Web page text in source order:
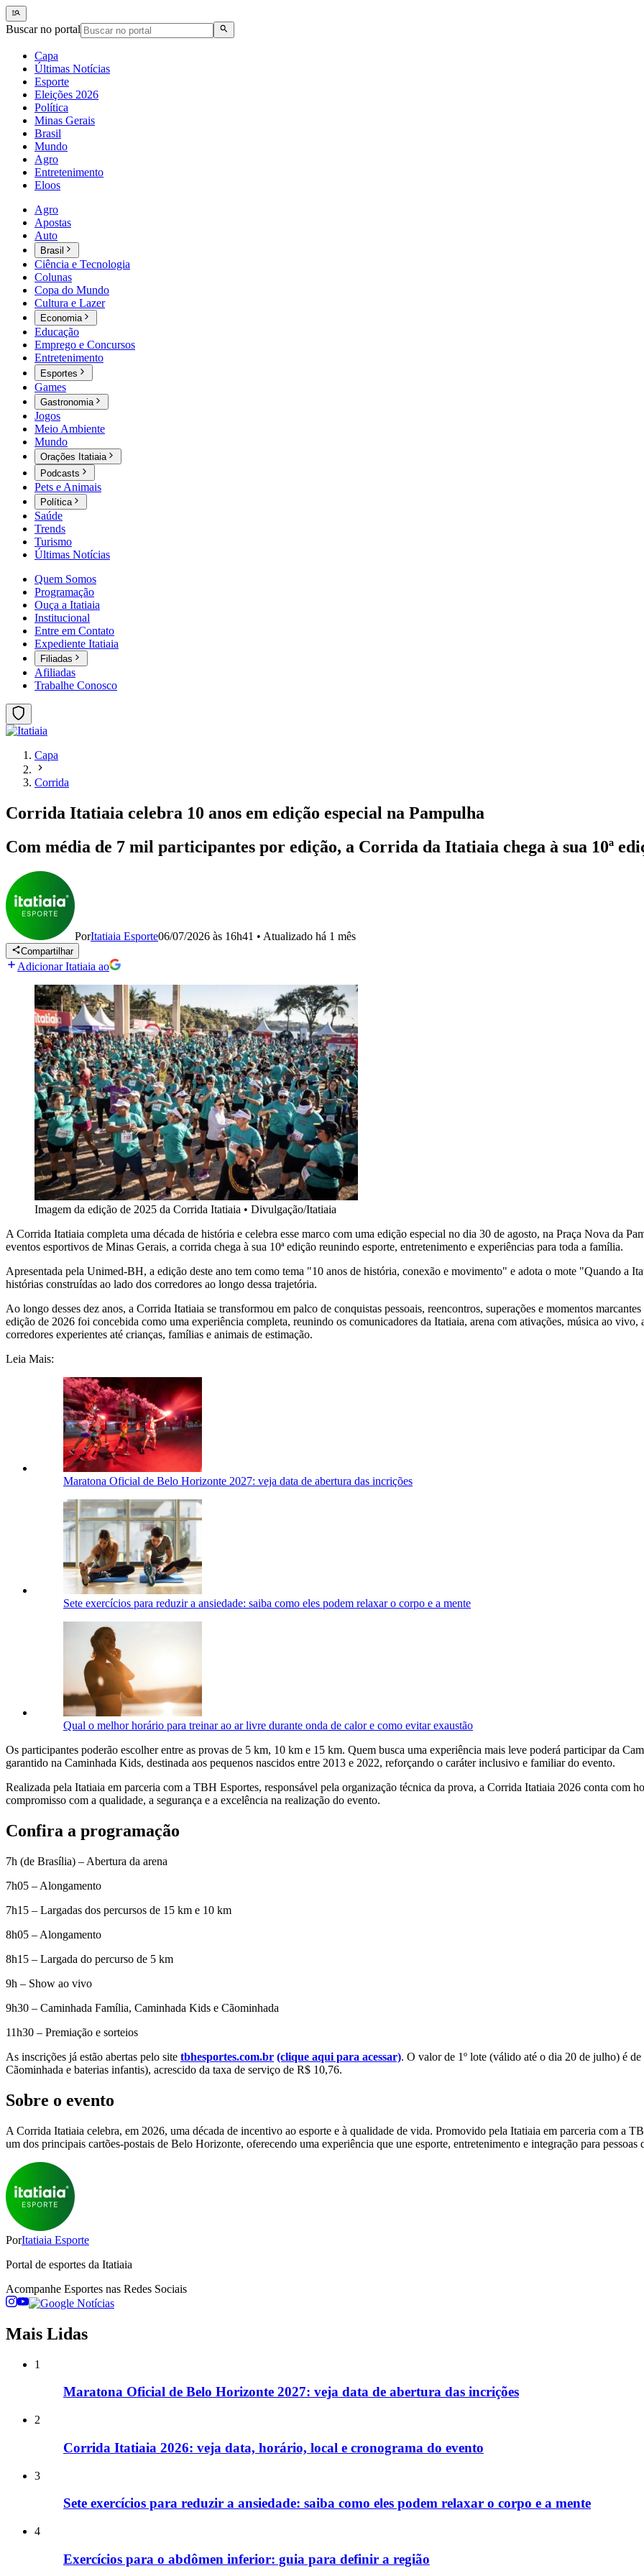
Buscar no portal
Capa
Últimas Notícias
Esporte
Eleições 2026
Política
Minas Gerais
Brasil
Mundo
Agro
Entretenimento
Eloos
Agro
Apostas
Auto
Brasil
Ciência e Tecnologia
Colunas
Copa do Mundo
Cultura e Lazer
Economia
Educação
Emprego e Concursos
Entretenimento
Esportes
Games
Gastronomia
Jogos
Meio Ambiente
Mundo
Orações Itatiaia
Podcasts
Pets e Animais
Política
Saúde
Trends
Turismo
Últimas Notícias
Quem Somos
Programação
Ouça a Itatiaia
Institucional
Entre em Contato
Expediente Itatiaia
Filiadas
Afiliadas
Trabalhe Conosco
Capa
Corrida
Corrida Itatiaia celebra 10 anos em edição especial na Pampulha
Com média de 7 mil participantes por edição, a Corrida da Itatiaia chega à sua 10ª
PorItatiaia Esporte06/07/2026 às 16h41 • Atualizado há 1 mês
Compartilhar
Adicionar Itatiaia ao
Imagem da edição de 2025 da Corrida Itatiaia • Divulgação/Itatiaia
A Corrida Itatiaia completa uma década de história e celebra esse marco com uma edição especial no dia 30 de agosto, na Praça Nova da
eventos esportivos de Minas Gerais, a corrida chega à sua 10ª edição reunindo esporte, entretenimento e experiências para toda a família.
Apresentada pela Unimed-BH, a edição deste ano tem como tema "10 anos de história, conexão e movimento" e adota o mote "Quando a
histórias construídas ao lado dos corredores ao longo dessa trajetória.
Ao longo desses dez anos, a Corrida Itatiaia se transformou em palco de conquistas pessoais, reencontros, superações e momentos
edição de 2026 foi concebida como uma experiência completa, reunindo os comunicadores da Itatiaia, arena com ativações, música ao vivo,
corredores experientes até crianças, famílias e animais de estimação.
Leia Mais:
Maratona Oficial de Belo Horizonte 2027: veja data de abertura das incrições
Sete exercícios para reduzir a ansiedade: saiba como eles podem relaxar o corpo e a mente
Qual o melhor horário para treinar ao ar livre durante onda de calor e como evitar exaustão
Os participantes poderão escolher entre as provas de 5 km, 10 km e 15 km. Quem busca uma experiência mais leve poderá participar da
garantido na Caminhada Kids, destinada aos pequenos nascidos entre 2013 e 2022, reforçando o caráter inclusivo e familiar do evento.
Realizada pela Itatiaia em parceria com a TBH Esportes, responsável pela organização técnica da prova, a Corrida Itatiaia 2026 conta
compromisso com a qualidade, a segurança e a excelência na realização do evento.
Confira a programação
7h (de Brasília) – Abertura da arena
7h05 – Alongamento
7h15 – Largadas dos percursos de 15 km e 10 km
8h05 – Alongamento
8h15 – Largada do percurso de 5 km
9h – Show ao vivo
9h30 – Caminhada Família, Caminhada Kids e Cãominhada
11h30 – Premiação e sorteios
As inscrições já estão abertas pelo site tbhesportes.com.br (clique aqui para acessar). O valor de 1º lote (válido até o dia 20 de julho) é
Cãominhada e baterias infantis), acrescido da taxa de serviço de R$ 10,76.
Sobre o evento
A Corrida Itatiaia celebra, em 2026, uma década de incentivo ao esporte e à qualidade de vida. Promovido pela Itatiaia em parceria com a
um dos principais cartões-postais de Belo Horizonte, oferecendo uma experiência que une esporte, entretenimento e integração para pessoas
PorItatiaia Esporte
Portal de esportes da Itatiaia
Acompanhe Esportes nas Redes Sociais
Mais Lidas
1
Maratona Oficial de Belo Horizonte 2027: veja data de abertura das incrições
2
Corrida Itatiaia 2026: veja data, horário, local e cronograma do evento
3
Sete exercícios para reduzir a ansiedade: saiba como eles podem relaxar o corpo e a mente
4
Exercícios para o abdômen inferior: guia para definir a região